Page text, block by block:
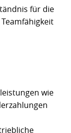
für die
wie